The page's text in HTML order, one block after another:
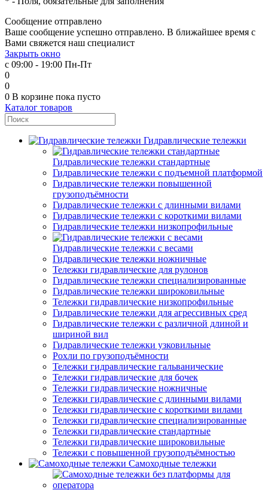
Сообщение отправлено
Ваше сообщение успешно отправлено. В ближайшее время с
Вами свяжется наш специалист
Закрыть окно
с 09:00 - 19:00 Пн-Пт
0
0
0 В корзине пока пусто
Каталог товаров
Гидравлические тележки
Гидравлические тележки стандартные
Гидравлические тележки с подъемной платформой
Гидравлические тележки повышенной
грузоподъёмности
Гидравлические тележки с длинными вилами
Гидравлические тележки с короткими вилами
Гидравлические тележки низкопрофильные
Гидравлические тележки с весами
Гидравлические тележки ножничные
Тележки гидравлические для рулонов
Гидравлические тележки специализированные
Гидравлические тележки широковильные
Тележки гидравлические низкопрофильные
Гидравлические тележки для агрессивных сред
Гидравлические тележки с различной длиной и
шириной вил
Гидравлические тележки узковильные
Рохли по грузоподъёмности
Тележки гидравлические гальванические
Тележки гидравлические для бочек
Тележки гидравлические ножничные
Тележки гидравлические с длинными вилами
Тележки гидравлические с короткими вилами
Тележки гидравлические специализированные
Тележки гидравлические стандартные
Тележки гидравлические широковильные
Тележки с повышенной грузоподъёмностью
Самоходные тележки